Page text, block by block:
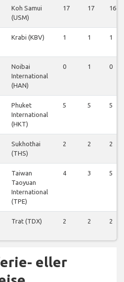
Koh Samui
(USM)
17 17 16
Krabi (KBV) 1 1 1
Noibai
International
(HAN)
0 1 0
Phuket
International
(HKT)
5 5 5
Sukhothai
(THS)
2 2 2
Taiwan
Taoyuan
International
(TPE)
4 3 5
Trat (TDX) 2 2 2
eller